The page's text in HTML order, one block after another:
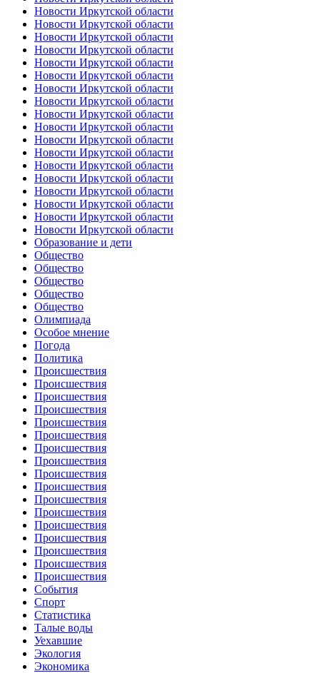
Новости Иркутской области
Новости Иркутской области
Новости Иркутской области
Новости Иркутской области
Новости Иркутской области
Новости Иркутской области
Новости Иркутской области
Новости Иркутской области
Новости Иркутской области
Новости Иркутской области
Новости Иркутской области
Новости Иркутской области
Новости Иркутской области
Новости Иркутской области
Новости Иркутской области
Новости Иркутской области
Новости Иркутской области
Новости Иркутской области
Образование и дети
Общество
Общество
Общество
Общество
Общество
Олимпиада
Особое мнение
Погода
Политика
Происшествия
Происшествия
Происшествия
Происшествия
Происшествия
Происшествия
Происшествия
Происшествия
Происшествия
Происшествия
Происшествия
Происшествия
Происшествия
Происшествия
Происшествия
Происшествия
Происшествия
События
Спорт
Статистика
Талые воды
Уехавшие
Экология
Экономика